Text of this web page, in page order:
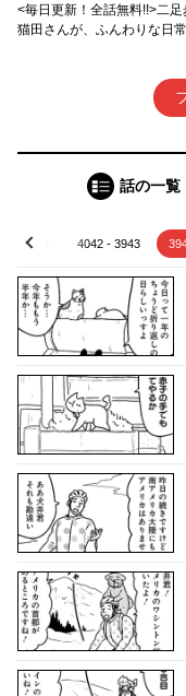
<毎日更新！全話無料!!>二
猫田さんが、ふんわりな日
話の一覧
- 4043 4042 - 3943
prev